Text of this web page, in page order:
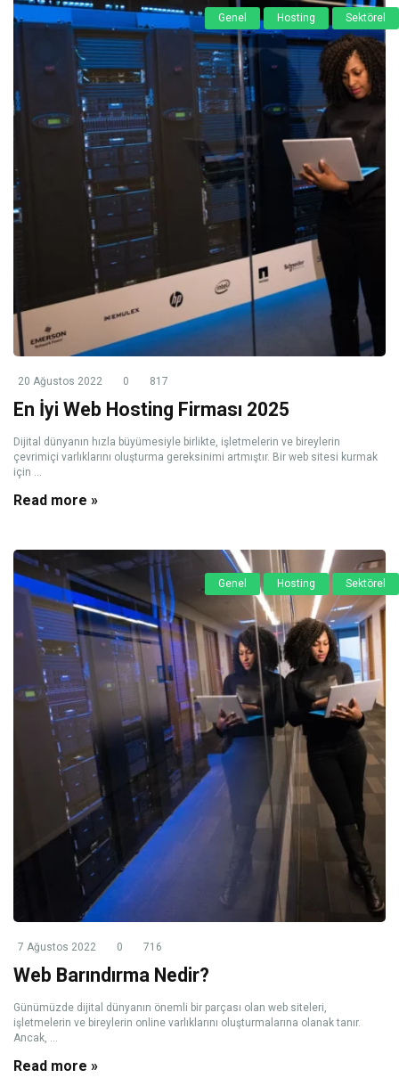
Genel Hosting Sektörel
20 Ağustos 2022 0 817
En İyi Web Hosting Firması 2025
Dijital dünyanın hızla büyümesiyle birlikte, işletmelerin ve bireylerin
çevrimiçi varlıklarını oluşturma gereksinimi artmıştır. Bir web sitesi kurmak
için ...
Read more »
Genel Hosting Sektörel
7 Ağustos 2022 0 716
Web Barındırma Nedir?
Günümüzde dijital dünyanın önemli bir parçası olan web siteleri,
işletmelerin ve bireylerin online varlıklarını oluşturmalarına olanak tanır.
Ancak, ...
Read more »